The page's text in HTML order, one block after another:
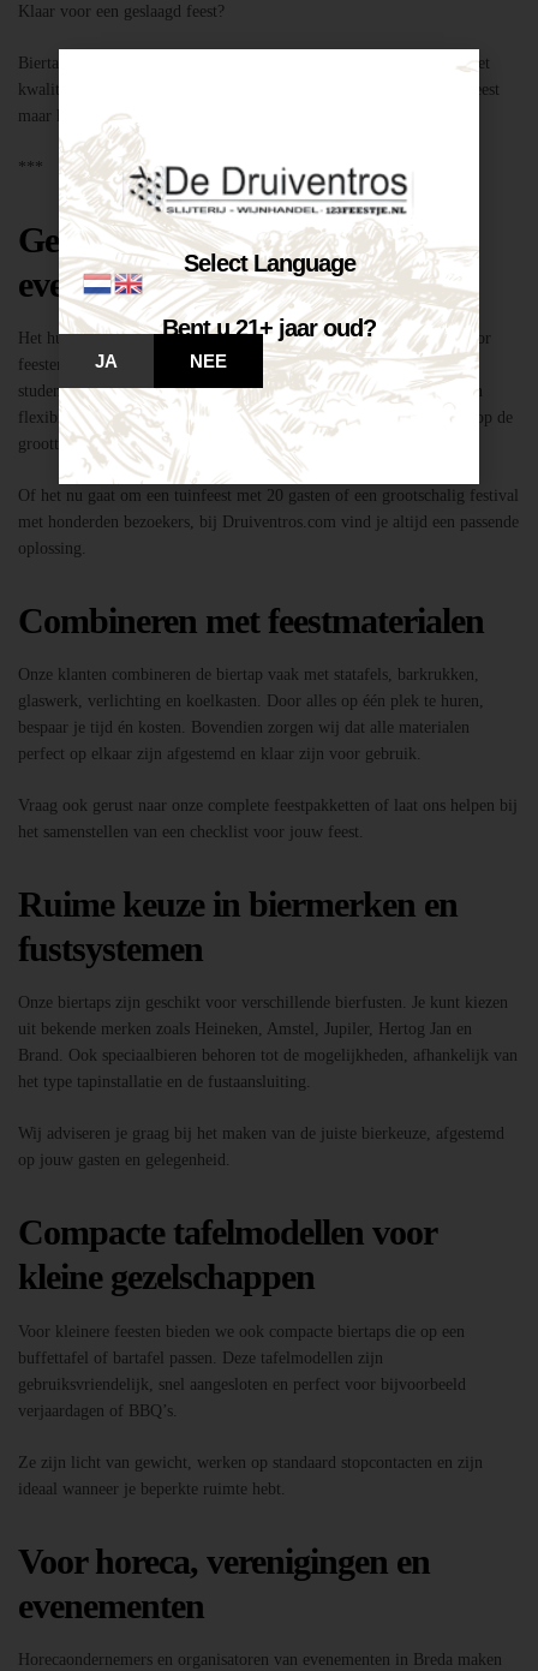
Klaar voor een geslaagd feest?
Biertap huren locatie Breda – snel geregeld via Druiventros.com, met
kwaliteit en service van Slijterij Breda “de Druiventros”. Laat het feest
maar komen!
***
Geschikt voor elk type feest of
evenement
Het huren van een biertap in locatie Breda is niet alleen geschikt voor
feesten thuis, maar ook voor bedrijfsevenementen, buurtfeesten,
studentenfeestjes en verenigingsactiviteiten. Dankzij de mobiliteit en
flexibiliteit van onze tapinstallaties kunnen we moeiteloos inspelen op de
grootte en aard van elk evenement.
Of het nu gaat om een tuinfeest met 20 gasten of een grootschalig festival
met honderden bezoekers, bij Druiventros.com vind je altijd een passende
oplossing.
Combineren met feestmaterialen
Onze klanten combineren de biertap vaak met statafels, barkrukken,
glaswerk, verlichting en koelkasten. Door alles op één plek te huren,
bespaar je tijd én kosten. Bovendien zorgen wij dat alle materialen
perfect op elkaar zijn afgestemd en klaar zijn voor gebruik.
Vraag ook gerust naar onze complete feestpakketten of laat ons helpen bij
het samenstellen van een checklist voor jouw feest.
Ruime keuze in biermerken en
fustsystemen
Onze biertaps zijn geschikt voor verschillende bierfusten. Je kunt kiezen
uit bekende merken zoals Heineken, Amstel, Jupiler, Hertog Jan en
Brand. Ook speciaalbieren behoren tot de mogelijkheden, afhankelijk van
het type tapinstallatie en de fustaansluiting.
Wij adviseren je graag bij het maken van de juiste bierkeuze, afgestemd
op jouw gasten en gelegenheid.
Compacte tafelmodellen voor
kleine gezelschappen
Voor kleinere feesten bieden we ook compacte biertaps die op een
buffettafel of bartafel passen. Deze tafelmodellen zijn
gebruiksvriendelijk, snel aangesloten en perfect voor bijvoorbeeld
verjaardagen of BBQ’s.
Ze zijn licht van gewicht, werken op standaard stopcontacten en zijn
ideaal wanneer je beperkte ruimte hebt.
Voor horeca, verenigingen en
evenementen
Horecaondernemers en organisatoren van evenementen in Breda maken
Select Language
Bent u 21+ jaar oud?
JA NEE